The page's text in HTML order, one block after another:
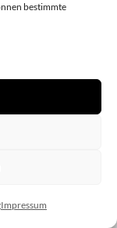
bestimmte
Impressum
|